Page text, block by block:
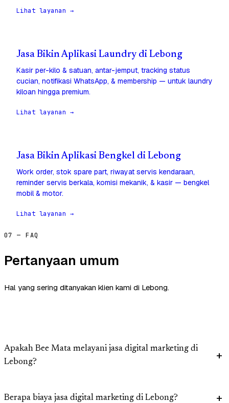
Lihat layanan →
Jasa Bikin Aplikasi Laundry di Lebong
Kasir per-kilo & satuan, antar-jemput, tracking status
cucian, notifikasi WhatsApp, & membership — untuk laundry
kiloan hingga premium.
Lihat layanan →
Jasa Bikin Aplikasi Bengkel di Lebong
Work order, stok spare part, riwayat servis kendaraan,
reminder servis berkala, komisi mekanik, & kasir — bengkel
mobil & motor.
Lihat layanan →
07 — FAQ
Pertanyaan umum
Hal yang sering ditanyakan klien kami di Lebong.
Apakah Bee Mata melayani jasa digital marketing di
Lebong?
Berapa biaya jasa digital marketing di Lebong?